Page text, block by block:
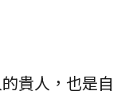
貴人，也是自